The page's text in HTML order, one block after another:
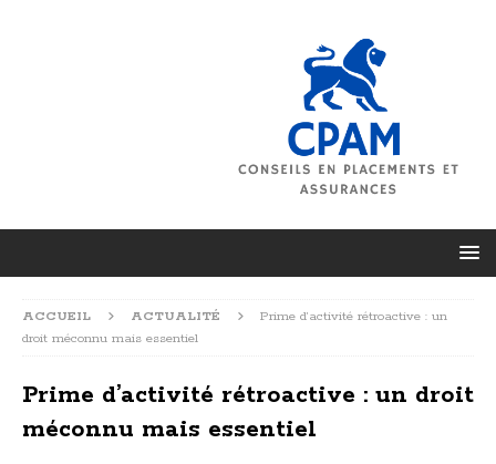
ACCUEIL ACTUALITÉ
Prime d’activité rétroactive : un
droit méconnu mais essentiel
Prime d’activité rétroactive : un droit
méconnu mais essentiel